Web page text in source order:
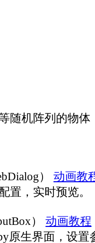
随机阵列的物体
）
动画教
置，实时预览。
）
动画教程
原生界面，设置